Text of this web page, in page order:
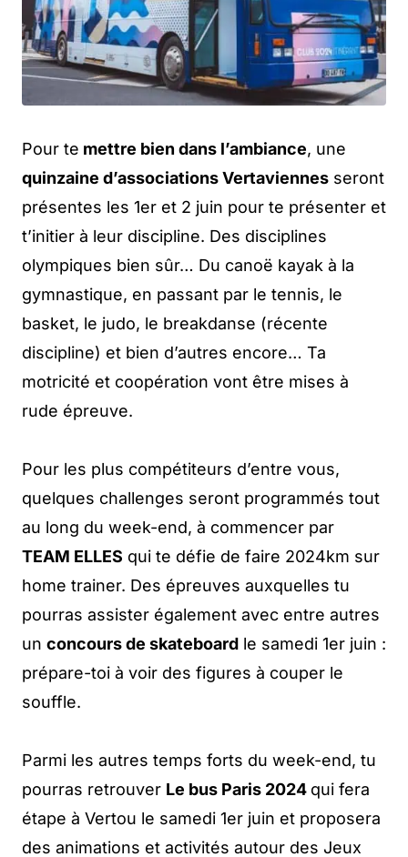
Pour te mettre bien dans l’ambiance, une
quinzaine d’associations Vertaviennes seront
présentes les 1er et 2 juin pour te présenter et
t’initier à leur discipline. Des disciplines
olympiques bien sûr… Du canoë kayak à la
gymnastique, en passant par le tennis, le
basket, le judo, le breakdanse (récente
discipline) et bien d’autres encore… Ta
motricité et coopération vont être mises à
rude épreuve.
Pour les plus compétiteurs d’entre vous,
quelques challenges seront programmés tout
au long du week-end, à commencer par
TEAM ELLES qui te défie de faire 2024km sur
home trainer. Des épreuves auxquelles tu
pourras assister également avec entre autres
un concours de skateboard le samedi 1er juin :
prépare-toi à voir des figures à couper le
souffle.
Parmi les autres temps forts du week-end, tu
pourras retrouver Le bus Paris 2024 qui fera
étape à Vertou le samedi 1er juin et proposera
des animations et activités autour des Jeux